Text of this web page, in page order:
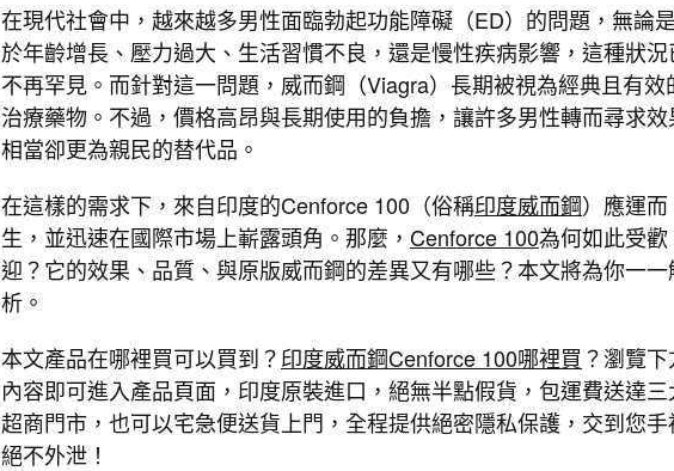
在現代社會中，越來越多男性面臨勃起功能障礙（ED）的問題，無論
於年齡增長、壓力過大、生活習慣不良，還是慢性疾病影響，這種狀況
不再罕見。而針對這一問題，威而鋼（Viagra）長期被視為經典且有效
治療藥物。不過，價格高昂與長期使用的負擔，讓許多男性轉而尋求效
相當卻更為親民的替代品。
在這樣的需求下，來自印度的Cenforce 100（俗稱印度威而鋼）應運而
生，並迅速在國際市場上嶄露頭角。那麼， Cenforce 100為何如此受歡
迎？它的效果、品質、與原版威而鋼的差異又有哪些？本文將為你一一
析。
本文產品在哪裡買可以買到？印度威而鋼Cenforce 100哪裡買 ？瀏覽
內容即可進入產品頁面，印度原裝進口，絕無半點假貨，包運費送達三
超商門市，也可以宅急便送貨上門，全程提供絕密隱私保護，交到您手
絕不外泄！